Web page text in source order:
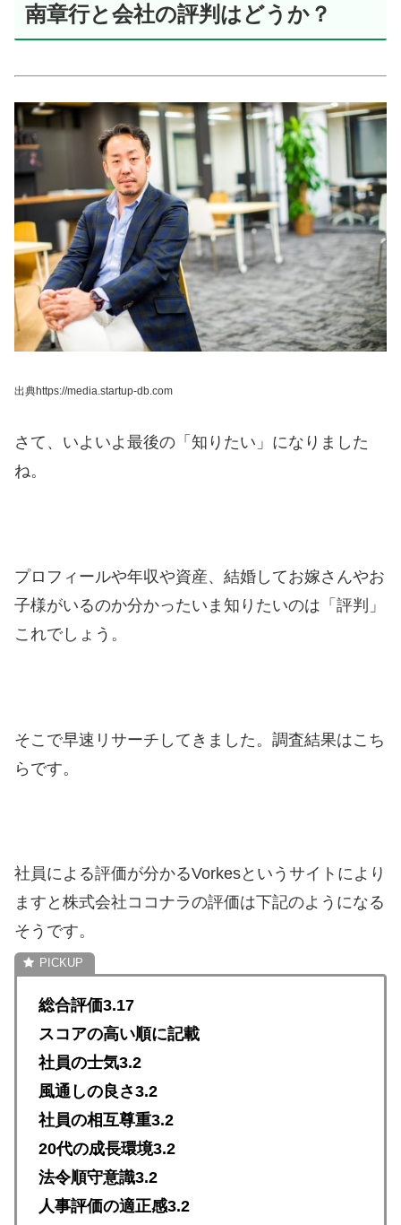
南章行と会社の評判はどうか？
出典https://media.startup-db.com
さて、いよいよ最後の「知りたい」になりました
ね。
プロフィールや年収や資産、結婚してお嫁さんやお
子様がいるのか分かったいま知りたいのは「評判」
これでしょう。
そこで早速リサーチしてきました。調査結果はこち
らです。
社員による評価が分かるVorkesというサイトにより
ますと株式会社ココナラの評価は下記のようになる
そうです。
総合評価3.17
スコアの高い順に記載
社員の士気3.2
風通しの良さ3.2
社員の相互尊重3.2
20代の成長環境3.2
法令順守意識3.2
人事評価の適正感3.2